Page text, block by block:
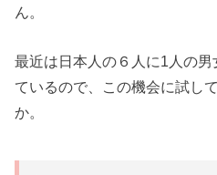
ん。
最近は日本人の６人に1人の
ているので、この機会に試し
か。